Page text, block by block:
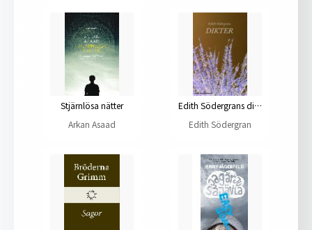
Stjärnlösa nätter
Arkan Asaad
Edith Södergrans dikter
Edith Södergran